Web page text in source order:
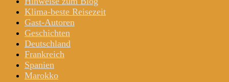
Klima-beste Reisezeit
Gast-Autoren
Geschichten
Deutschland
Frankreich
Spanien
Marokko